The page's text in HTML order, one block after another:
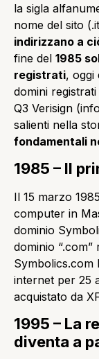
la sigla
nome del sito
indirizzano a
fine del 1985
registrati, oggi
domini
Q3 Verisign
salienti nella
fondamentali
1985 – Il
Il 15 marzo
computer in
dominio
dominio
Symbolics.com
internet per 25
acquistato da
1995 – La
diventa a